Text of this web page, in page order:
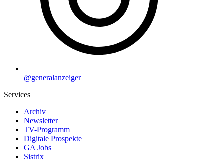
@generalanzeiger
Services
Archiv
Newsletter
TV-Programm
Digitale Prospekte
GA Jobs
Sistrix